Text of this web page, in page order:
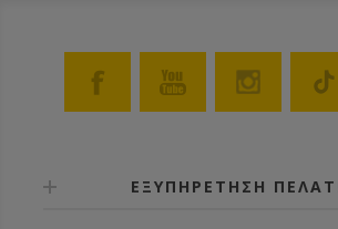
ΕΞΥΠΗΡΕΤΗΣΗ